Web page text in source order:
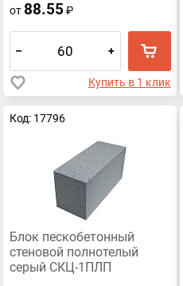
от 88.55 ₽
– +
Купить в 1 клик
Код: 17796
Блок пескобетонный
стеновой полнотелый
серый СКЦ-1ПЛП